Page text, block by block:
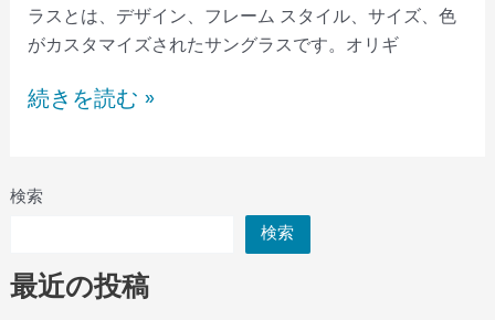
検索
検索
最近の投稿
ラスとは、デザイン、フレーム スタイル、サイズ、色
がカスタマイズされたサングラスです。オリギ
お
選
く
い
続きを読む »